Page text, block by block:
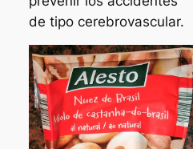
de tipo cerebrovascular.